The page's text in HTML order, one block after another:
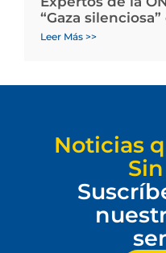
“Gaza
Leer Más >>
Noticias